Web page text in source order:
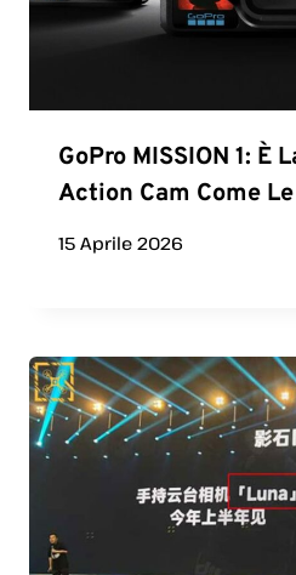
GoPro MISSION 1: È
Action Cam Come
15 Aprile 2026